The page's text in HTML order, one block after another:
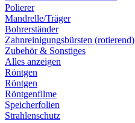
Polierer
Mandrelle/Träger
Bohrerständer
Zahnreinigungsbürsten (rotierend)
Zubehör & Sonstiges
Alles anzeigen
Röntgen
Röntgen
Röntgenfilme
Speicherfolien
Strahlenschutz